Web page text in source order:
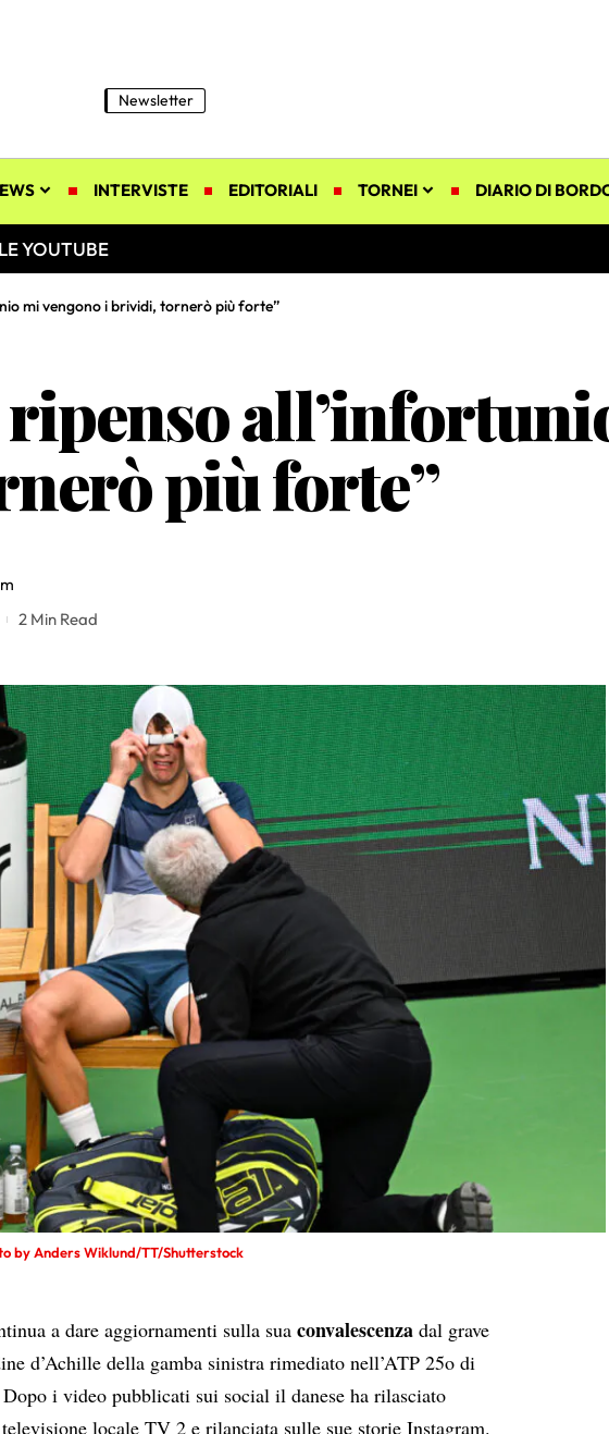
Newsletter
INTERVISTE EDITORIALI TORNEI DIARIO DI
YOUTUBE
mi vengono i brividi, tornerò più forte”
ripenso
più forte”
2 Min Read
by Anders Wiklund/TT/Shutterstock
a dare aggiornamenti sulla suaconvalescenza dal grave
d’Achille della gamba sinistra rimediato nell’ATP 25o di
i video pubblicati sui social il danese ha rilasciato
locale TV 2 e rilanciata sulle sue storie Instagram.